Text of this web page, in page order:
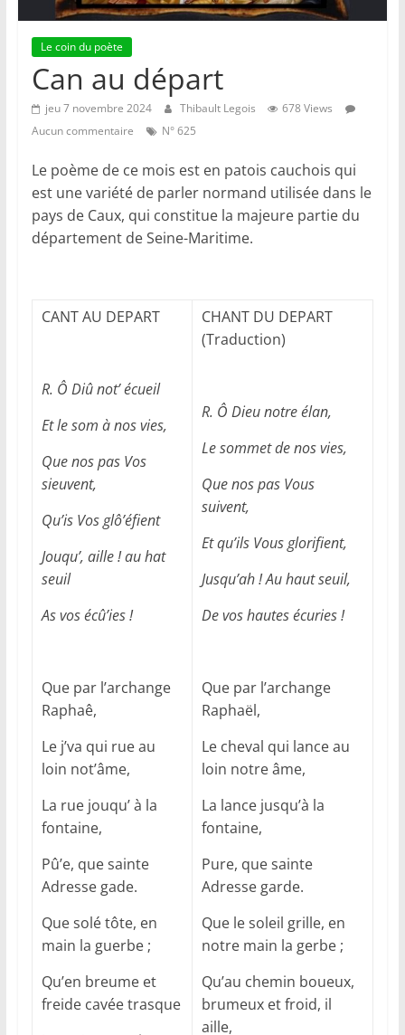
Le coin du poète
Can au départ
jeu 7 novembre 2024 Thibault Legois
678 Views
Aucun commentaire
N° 625
Le poème de ce mois est en patois cauchois qui
est une variété de parler normand utilisée dans le
pays de Caux, qui constitue la majeure partie du
département de Seine-Maritime.
CANT AU DEPART
R. Ô Diû not’ écueil
Et le som à nos vies,
Que nos pas Vos
sieuvent,
Qu’is Vos glô’éfient
Jouqu’, aille ! au hat
seuil
As vos écû’ies !
Que par l’archange
Raphaê,
Le j’va qui rue au
loin not’âme,
La rue jouqu’ à la
fontaine,
Pû’e, que sainte
Adresse gade.
Que solé tôte, en
main la guerbe ;
Qu’en breume et
freide cavée trasque
CHANT DU DEPART
(Traduction)
R. Ô Dieu notre élan,
Le sommet de nos vies,
Que nos pas Vous
suivent,
Et qu’ils Vous glorifient,
Jusqu’ah ! Au haut seuil,
De vos hautes écuries !
Que par l’archange
Raphaël,
Le cheval qui lance au
loin notre âme,
La lance jusqu’à la
fontaine,
Pure, que sainte
Adresse garde.
Que le soleil grille, en
notre main la gerbe ;
Qu’au chemin boueux,
brumeux et froid, il
aille,